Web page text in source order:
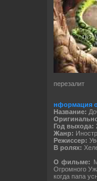
перезалит
нформация
Название:
Год выхода:
Жанр:
Режиссер:
В ролях:
О фильме:
Огромного
когда папа